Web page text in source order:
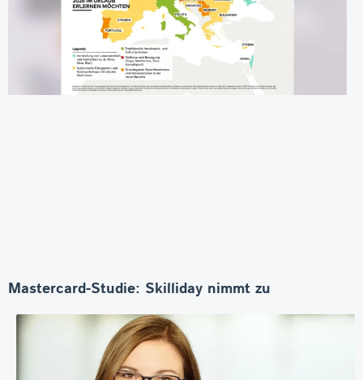
Mastercard-Studie: Skilliday nimmt zu